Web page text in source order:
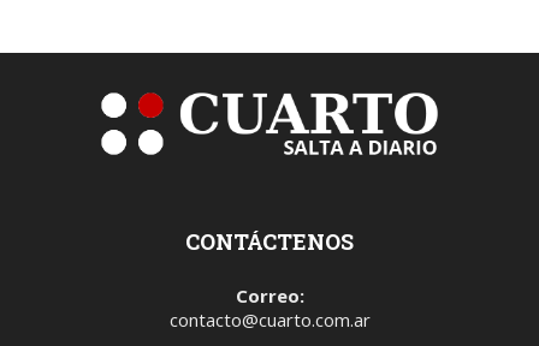
CONTÁCTENOS
Correo:
contacto@cuarto.com.ar